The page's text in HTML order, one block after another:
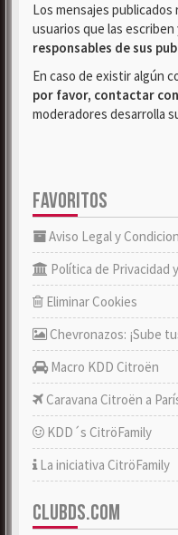
Los mensajes
usuarios que las escriben
responsables de sus
En caso de existir algún
por favor, contactar
moderadores desarrolla
FAVORITOS
Aviso Legal y
Política de Privacidad
Eliminar Cookies
Chevronazos: ¡Sube
Macro KDD Citroën
Caravana Citroën a
KDD´s CitröFamily
La iniciativa CitröFamily
CLUBDS.COM